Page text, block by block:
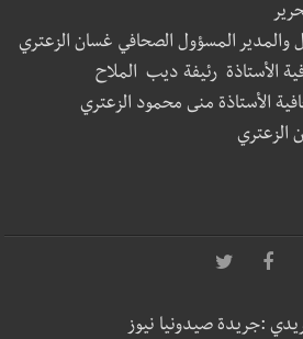
والمدير المسؤول الصحافي غسان الزعتري
الأستاذة رئيفة ديب الملاح
الأستاذة منى محمود الزعتري
:جريدة صيدونيا نيوز